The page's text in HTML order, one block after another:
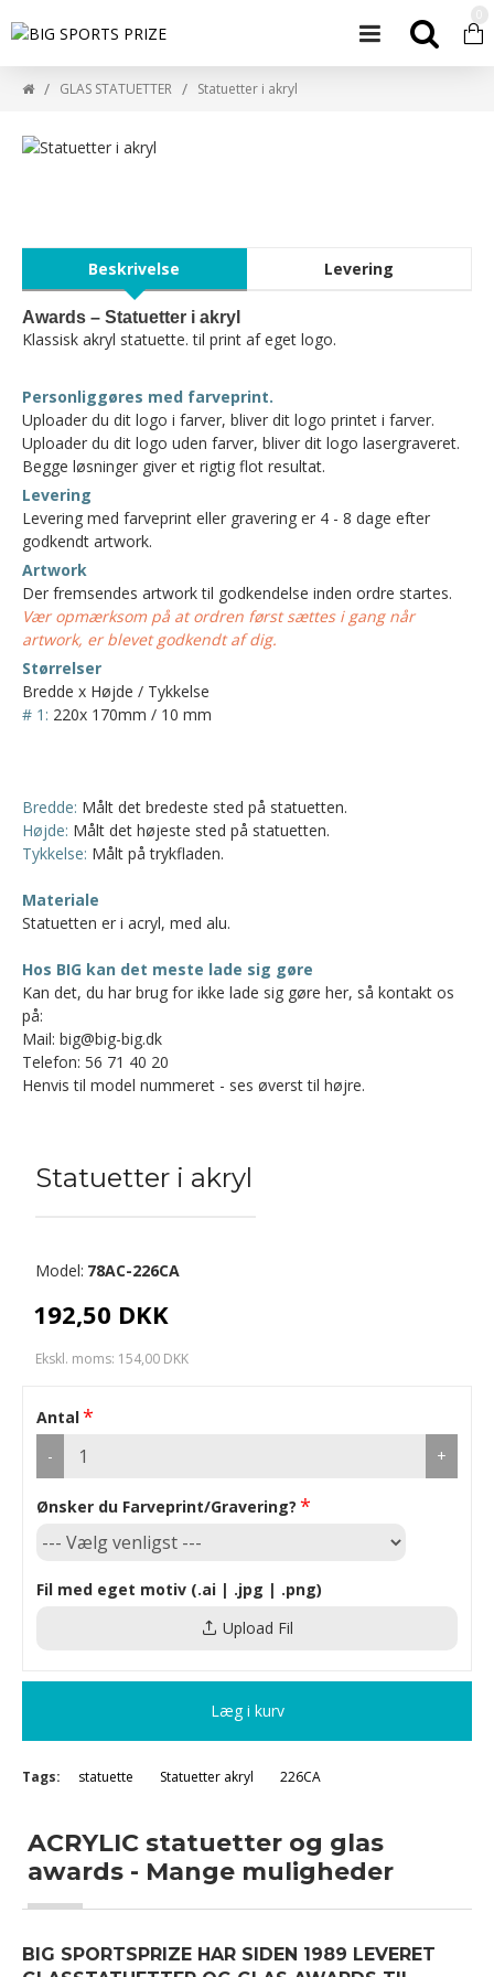
GLAS STATUETTER Statuetter i akryl
Beskrivelse Levering
Awards – Statuetter i akryl
Klassisk akryl statuette. til print af eget logo.
Personliggøres med farveprint.
Uploader du dit logo i farver, bliver dit logo printet i farver.
Uploader du dit logo uden farver, bliver dit logo lasergraveret.
Begge løsninger giver et rigtig flot resultat.
Levering
Levering med farveprint eller gravering er 4 - 8 dage efter
godkendt artwork.
Artwork
Der fremsendes artwork til godkendelse inden ordre startes.
Vær opmærksom på at ordren først sættes i gang når
artwork, er blevet godkendt af dig.
Størrelser
Bredde x Højde / Tykkelse
# 1: 220x 170mm / 10 mm
Bredde: Målt det bredeste sted på statuetten.
Højde: Målt det højeste sted på statuetten.
Tykkelse: Målt på trykfladen.
Materiale
Statuetten er i acryl, med alu.
Hos BIG kan det meste lade sig gøre
Kan det, du har brug for ikke lade sig gøre her, så kontakt os
på:
Mail: big@big-big.dk
Telefon: 56 71 40 20
Henvis til model nummeret - ses øverst til højre.
Statuetter i akryl
192,50 DKK
Ekskl. moms: 154,00 DKK
Model: 78AC-226CA
Antal
-
+
Ønsker du Farveprint/Gravering?
Fil med eget motiv (.ai | .jpg | .png)
Upload Fil
Læg i kurv
Tags: statuette Statuetter akryl 226CA
ACRYLIC statuetter og glas
awards - Mange muligheder
BIG SPORTSPRIZE HAR SIDEN 1989 LEVERET